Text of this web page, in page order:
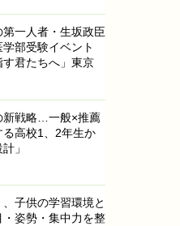
一人者・生坂政臣
部受験イベント
す君たちへ」東京
新戦略…一般×推薦
る高校1、2年生か
」
子供の学習環境と
姿勢・集中力を整